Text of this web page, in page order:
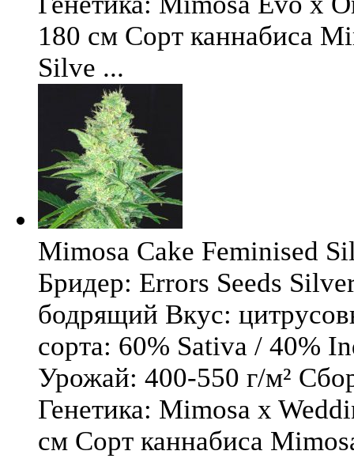
180 см Сорт каннабиса
Silve ...
Mimosa Cake Feminised
Бридер: Errors Seeds
бодрящий Вкус:
сорта: 60% Sativa / 40%
Урожай: 400-550 г/м²
Генетика: Mimosa x
см Сорт каннабиса